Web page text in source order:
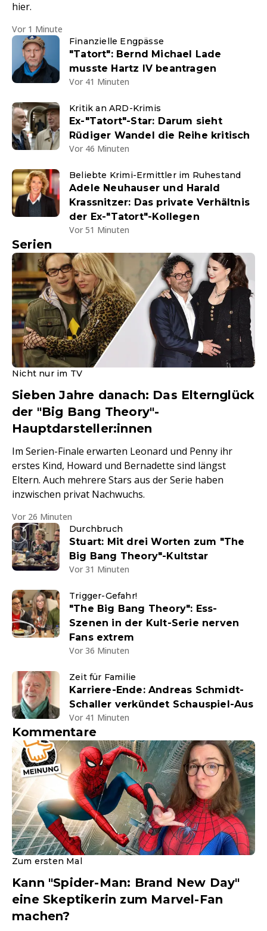
hier.
Vor 1 Minute
Finanzielle Engpässe
"Tatort": Bernd Michael Lade
musste Hartz IV beantragen
Vor 41 Minuten
Kritik an ARD-Krimis
Ex-"Tatort"-Star: Darum sieht
Rüdiger Wandel die Reihe kritisch
Vor 46 Minuten
Beliebte Krimi-Ermittler im Ruhestand
Adele Neuhauser und Harald
Krassnitzer: Das private Verhältnis
der Ex-"Tatort"-Kollegen
Vor 51 Minuten
Serien
Nicht nur im TV
Sieben Jahre danach: Das Elternglück
der "Big Bang Theory"-
Hauptdarsteller:innen
Im Serien-Finale erwarten Leonard und Penny ihr
erstes Kind, Howard und Bernadette sind längst
Eltern. Auch mehrere Stars aus der Serie haben
inzwischen privat Nachwuchs.
Vor 26 Minuten
Durchbruch
Stuart: Mit drei Worten zum "The
Big Bang Theory"-Kultstar
Vor 31 Minuten
Trigger-Gefahr!
"The Big Bang Theory": Ess-
Szenen in der Kult-Serie nerven
Fans extrem
Vor 36 Minuten
Zeit für Familie
Karriere-Ende: Andreas Schmidt-
Schaller verkündet Schauspiel-Aus
Vor 41 Minuten
Kommentare
Zum ersten Mal
Kann "Spider-Man: Brand New Day"
eine Skeptikerin zum Marvel-Fan
machen?